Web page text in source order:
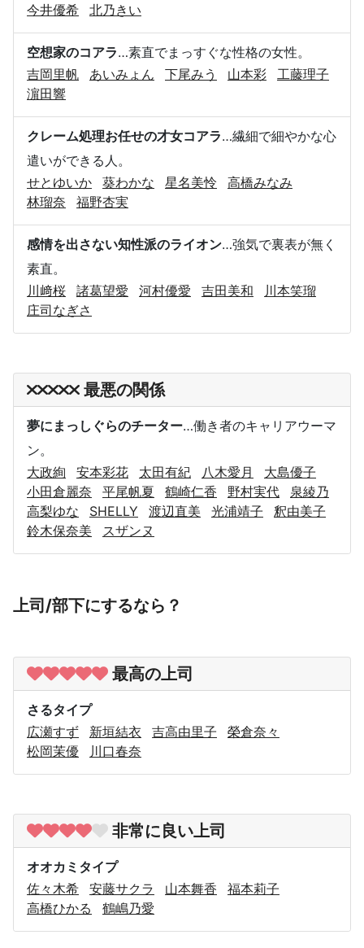
今井優希
北乃きい
空想家のコアラ…素直でまっすぐな性格の女性。
吉岡里帆
あいみょん 下尾みう 山本彩
工藤理子
濵田響
クレーム処理お任せの才女コアラ…繊細で細やかな心
遣いができる人。
せとゆいか
葵わかな 星名美怜
高橋みなみ
林瑠奈
福野杏実
感情を出さない知性派のライオン…強気で裏表が無く
素直。
川﨑桜
諸葛望愛 河村優愛 吉田美和
川本笑瑠
庄司なぎさ
最悪の関係
夢にまっしぐらのチーター…働き者のキャリアウーマ
ン。
大政絢
安本彩花 太田有紀 八木愛月
大島優子
小田倉麗奈
平尾帆夏 鶴崎仁香 野村実代
泉綾乃
高梨ゆな
SHELLY 渡辺直美 光浦靖子
釈由美子
鈴木保奈美
スザンヌ
上司/部下にするなら？
最高の上司
さるタイプ
広瀬すず
新垣結衣 吉高由里子
榮倉奈々
松岡茉優
川口春奈
非常に良い上司
オオカミタイプ
佐々木希
安藤サクラ 山本舞香
福本莉子
高橋ひかる
鶴嶋乃愛